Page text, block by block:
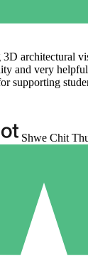
3D architectural
and very
supporting
Shwe Chit